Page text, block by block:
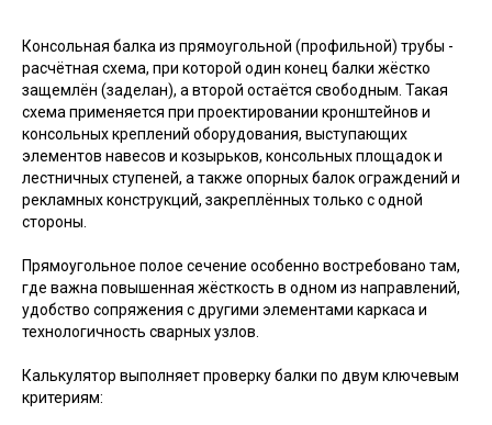
Консольная балка из прямоугольной (профильной) трубы -
расчётная схема, при которой один конец балки жёстко
защемлён (заделан), а второй остаётся свободным. Такая
схема применяется при проектировании кронштейнов и
консольных креплений оборудования, выступающих
элементов навесов и козырьков, консольных площадок и
лестничных ступеней, а также опорных балок ограждений и
рекламных конструкций, закреплённых только с одной
стороны.
Прямоугольное полое сечение особенно востребовано там,
где важна повышенная жёсткость в одном из направлений,
удобство сопряжения с другими элементами каркаса и
технологичность сварных узлов.
Калькулятор выполняет проверку балки по двум ключевым
критериям: